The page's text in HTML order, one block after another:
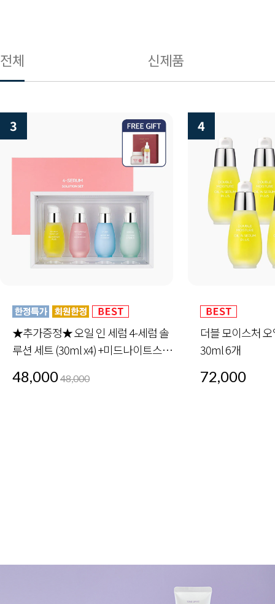
전체 신제품
3
★추가증정★ 오일 인 세럼 4-세럼 솔
루션 세트 (30ml x4) +미드나이트스페
48,00048,000
4
더블 모이스처
30ml 6개
72,000